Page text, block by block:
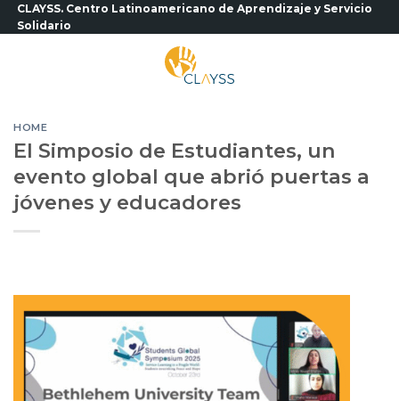
Saltar
al
CLAYSS. Centro Latinoamericano de Aprendizaje y Servicio
Solidario
HOME
El Simposio de Estudiantes, un
evento global que abrió puertas a
jóvenes y educadores